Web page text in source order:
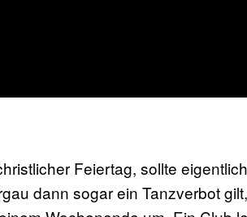
Feiertag, sollte
dann sogar ein Tanzverbot